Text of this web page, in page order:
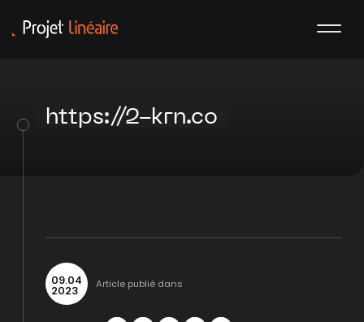
https://2-krn.co
09.04
2023 Article publié dans